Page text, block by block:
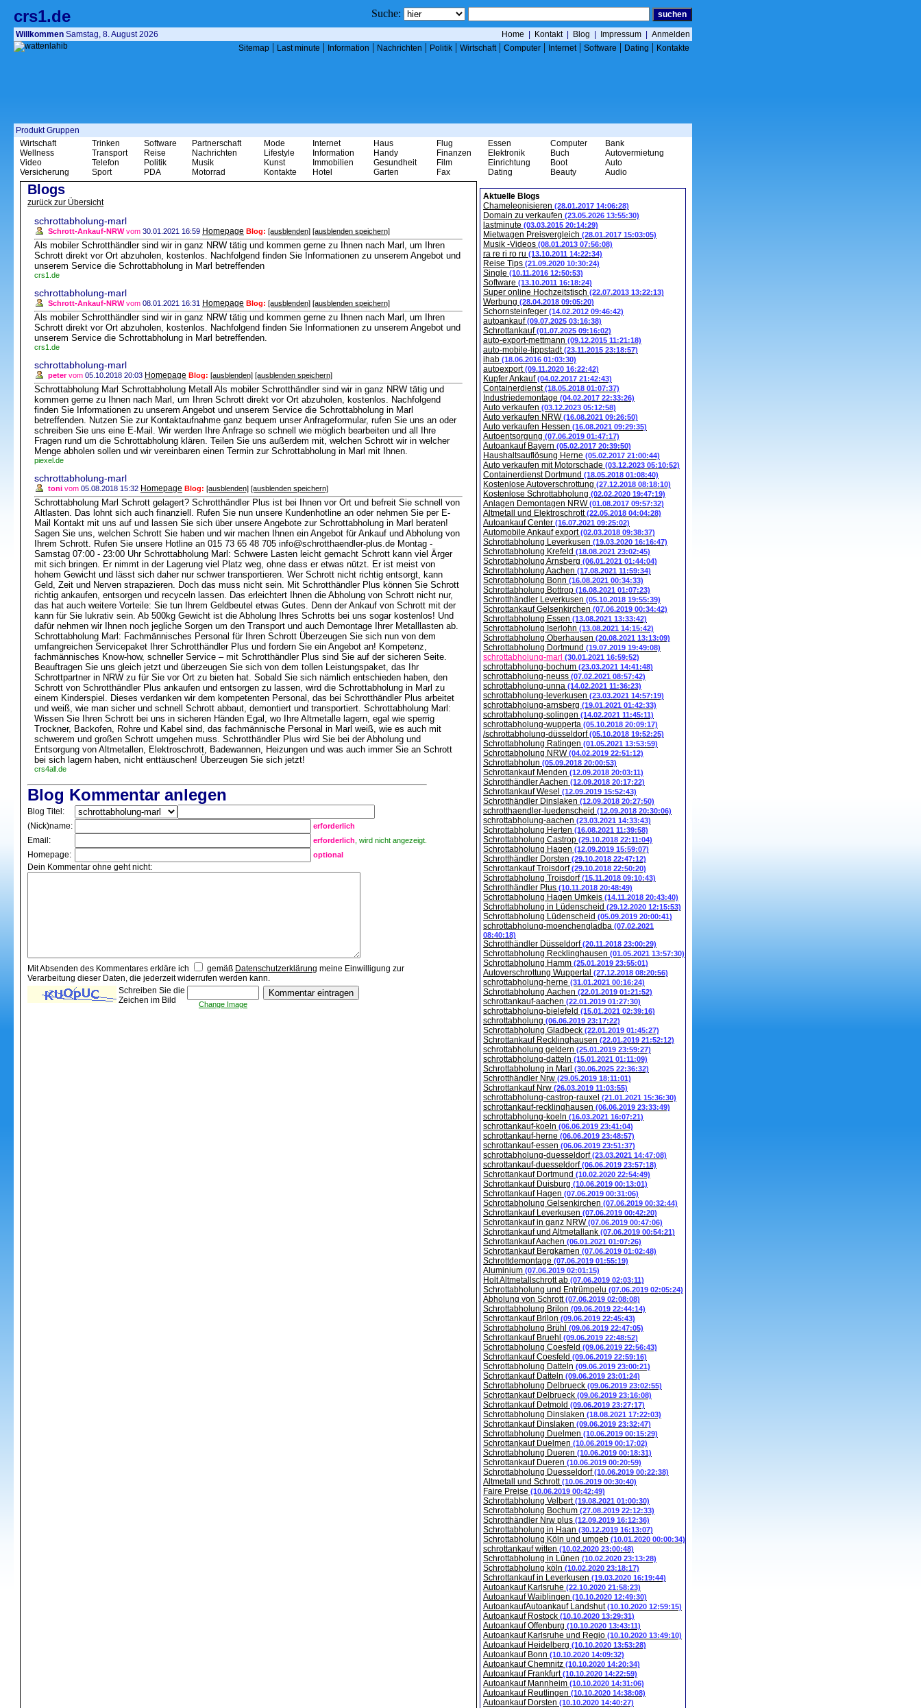
crs1.de Suche:
Willkommen Samstag, 8. August 2026 Home Kontakt| Blog Impressum
Anmelden
Sitemap | Last minute | Information | Nachrichten | Politik | Wirtschaft| Computer | Internet| Software | Dating | Kontakte
Produkt Gruppen
Wirtschaft
Wellness
Video
Versicherung
Trinken
Transport
Telefon
Sport
Software
Reise
Politik
PDA
Partnerschaft
Nachrichten
Musik
Motorrad
Mode
Lifestyle
Kunst
Kontakte
Internet
Information
Immobilien
Hotel
Haus
Handy
Gesundheit
Garten
Flug
Finanzen
Film
Fax
Essen
Elektronik
Einrichtung
Dating
Computer
Buch
Boot
Beauty
Bank
Autovermietung
Auto
Audio
Blogs
zurück zur Übersicht
schrottabholung-marl
Schrott-Ankauf-NRWvom 30.01.2021 16:59 Homepage Blog: [ausblenden] [ausblenden speichern]
Als mobiler Schrotthändler sind wir in ganz NRW tätig und kommen gerne zu Ihnen nach Marl, um Ihren
Schrott direkt vor Ort abzuholen, kostenlos. Nachfolgend finden Sie Informationen zu unserem Angebot und
unserem Service die Schrottabholung in Marl betreffenden
crs1.de
schrottabholung-marl
Schrott-Ankauf-NRWvom 08.01.2021 16:31 Homepage Blog: [ausblenden] [ausblenden speichern]
Als mobiler Schrotthändler sind wir in ganz NRW tätig und kommen gerne zu Ihnen nach Marl, um Ihren
Schrott direkt vor Ort abzuholen, kostenlos. Nachfolgend finden Sie Informationen zu unserem Angebot und
unserem Service die Schrottabholung in Marl betreffenden.
crs1.de
schrottabholung-marl
petervom 05.10.2018 20:03 Homepage Blog: [ausblenden] [ausblenden speichern]
Schrottabholung Marl Schrottabholung Metall Als mobiler Schrotthändler sind wir in ganz NRW tätig und
kommen gerne zu Ihnen nach Marl, um Ihren Schrott direkt vor Ort abzuholen, kostenlos. Nachfolgend
finden Sie Informationen zu unserem Angebot und unserem Service die Schrottabholung in Marl
betreffenden. Nutzen Sie zur Kontaktaufnahme ganz bequem unser Anfrageformular, rufen Sie uns an oder
schreiben Sie uns eine E-Mail. Wir werden Ihre Anfrage so schnell wie möglich bearbeiten und all Ihre
Fragen rund um die Schrottabholung klären. Teilen Sie uns außerdem mit, welchen Schrott wir in welcher
Menge abholen sollen und wir vereinbaren einen Termin zur Schrottabholung in Marl mit Ihnen.
piexel.de
schrottabholung-marl
toni vom 05.08.2018 15:32 Homepage Blog: [ausblenden] [ausblenden speichern]
Schrottabholung Marl Schrott gelagert? Schrotthändler Plus ist bei Ihnen vor Ort und befreit Sie schnell von
Altlasten. Das lohnt sich auch finanziell. Rufen Sie nun unsere Kundenhotline an oder nehmen Sie per E-
Mail Kontakt mit uns auf und lassen Sie sich über unsere Angebote zur Schrottabholung in Marl beraten!
Sagen Sie uns, welchen Schrott Sie haben und wir machen Ihnen ein Angebot für Ankauf und Abholung von
Ihrem Schrott. Rufen Sie unsere Hotline an 015 73 65 48 705 info@schrotthaendler-plus.de Montag -
Samstag 07:00 - 23:00 Uhr Schrottabholung Marl: Schwere Lasten leicht gemacht Schrott kann viel Ärger
mit sich bringen. Er nimmt in der Lagerung viel Platz weg, ohne dass er etwas nützt. Er ist meist von
hohem Gewicht und lässt sich daher nur schwer transportieren. Wer Schrott nicht richtig entsorgt, kann
Geld, Zeit und Nerven strapazieren. Doch das muss nicht sein. Mit Schrotthändler Plus können Sie Schrott
richtig ankaufen, entsorgen und recyceln lassen. Das erleichtert Ihnen die Abholung von Schrott nicht nur,
das hat auch weitere Vorteile: Sie tun Ihrem Geldbeutel etwas Gutes. Denn der Ankauf von Schrott mit der
kann für Sie lukrativ sein. Ab 500kg Gewicht ist die Abholung Ihres Schrotts bei uns sogar kostenlos! Und
dafür nehmen wir Ihnen noch jegliche Sorgen um den Transport und auch Demontage Ihrer Metalllasten ab.
Schrottabholung Marl: Fachmännisches Personal für Ihren Schrott Überzeugen Sie sich nun von dem
umfangreichen Servicepaket Ihrer Schrotthändler Plus und fordern Sie ein Angebot an! Kompetenz,
fachmännisches Know-how, schneller Service – mit Schrotthändler Plus sind Sie auf der sicheren Seite.
Beauftragen Sie uns gleich jetzt und überzeugen Sie sich von dem tollen Leistungspaket, das Ihr
Schrottpartner in NRW zu für Sie vor Ort zu bieten hat. Sobald Sie sich nämlich entschieden haben, den
Schrott von Schrotthändler Plus ankaufen und entsorgen zu lassen, wird die Schrottabholung in Marl zu
einem Kinderspiel. Dieses verdanken wir dem kompetenten Personal, das bei Schrotthändler Plus arbeitet
und weiß, wie man sicher und schnell Schrott abbaut, demontiert und transportiert. Schrottabholung Marl:
Wissen Sie Ihren Schrott bei uns in sicheren Händen Egal, wo Ihre Altmetalle lagern, egal wie sperrig
Trockner, Backofen, Rohre und Kabel sind, das fachmännische Personal in Marl weiß, wie es auch mit
schwerem und großen Schrott umgehen muss. Schrotthändler Plus wird Sie bei der Abholung und
Entsorgung von Altmetallen, Elektroschrott, Badewannen, Heizungen und was auch immer Sie an Schrott
bei sich lagern haben, nicht enttäuschen! Überzeugen Sie sich jetzt!
crs4all.de
Blog Kommentar anlegen
Blog Titel:
(Nick)name:
erforderlich
Email: erforderlich , wird nicht angezeigt.
Homepage: optional
Dein Kommentar ohne geht nicht:
Mit Absenden des Kommentares erkläre ich gemäß Datenschutzerklärung meine Einwilligung zur
Verarbeitung dieser Daten, die jederzeit widerrufen werden kann.
Schreiben Sie die
Zeichen im Bild
Change Image
Aktuelle Blogs
Chameleonisieren (28.01.2017 14:06:28)
Domain zu verkaufen (23.05.2026 13:55:30)
lastminute (03.03.2015 20:14:29)
Mietwagen Preisvergleich (28.01.2017 15:03:05)
Musik -Videos (08.01.2013 07:56:08)
ra re ri ro ru (13.10.2011 14:22:34)
Reise Tips (21.09.2020 10:30:24)
Single (10.11.2016 12:50:53)
Software (13.10.2011 16:18:24)
Super online Hochzeitstisch (22.07.2013 13:22:13)
Werbung (28.04.2018 09:05:20)
Schornsteinfeger (14.02.2012 09:46:42)
autoankauf(09.07.2025 03:16:38)
Schrottankauf(01.07.2025 09:16:02)
auto-export-mettmann (09.12.2015 11:21:18)
auto-mobile-lippstadt(23.11.2015 23:18:57)
ihab (18.06.2016 01:03:30)
autoexport(09.11.2020 16:22:42)
Kupfer Ankauf(04.02.2017 21:42:43)
Containerdienst(18.05.2018 01:07:37)
Industriedemontage (04.02.2017 22:33:26)
Auto verkaufen (03.12.2023 05:12:58)
Auto verkaufen NRW(16.08.2021 09:26:50)
Auto verkaufen Hessen (16.08.2021 09:29:35)
Autoentsorgung (07.06.2019 01:47:17)
Autoankauf Bayern (05.02.2017 20:39:50)
Haushaltsauflösung Herne (05.02.2017 21:00:44)
Auto verkaufen mit Motorschade (03.12.2023 05:10:52)
Containerdienst Dortmund (18.05.2018 01:08:40)
Kostenlose Autoverschrottung (27.12.2018 08:18:10)
Kostenlose Schrottabholung (02.02.2020 19:47:19)
Anlagen Demontagen NRW(01.08.2017 09:57:32)
Altmetall und Elektroschrott(22.05.2018 04:04:28)
Autoankauf Center (16.07.2021 09:25:02)
Automobile Ankauf export(02.03.2018 09:38:37)
Schrottabholung Leverkusen (19.03.2020 16:16:47)
Schrottabholung Krefeld (18.08.2021 23:02:45)
Schrottabholung Arnsberg (06.01.2021 01:44:04)
Schrottabholung Aachen (17.08.2021 11:59:34)
Schrottabholung Bonn (16.08.2021 00:34:33)
Schrottabholung Bottrop (16.08.2021 01:07:23)
Schrotthändler Leverkusen (05.10.2018 19:55:39)
Schrottankauf Gelsenkirchen (07.06.2019 00:34:42)
Schrottabholung Essen (13.08.2021 13:33:42)
Schrottabholung Iserlohn (13.08.2021 14:15:42)
Schrottabholung Oberhausen (20.08.2021 13:13:09)
Schrottabholung Dortmund (19.07.2019 19:49:08)
schrottabholung-marl (30.01.2021 16:59:52)
schrottabholung-bochum (23.03.2021 14:41:48)
schrottabholung-neuss (07.02.2021 08:57:42)
schrottabholung-unna (14.02.2021 11:36:23)
schrottabholung-leverkusen (23.03.2021 14:57:19)
schrottabholung-arnsberg (19.01.2021 01:42:33)
schrottabholung-solingen (14.02.2021 11:45:11)
schrottabholung-wupperta (05.10.2018 20:09:17)
/schrottabholung-düsseldorf(05.10.2018 19:52:25)
Schrottabholung Ratingen (01.05.2021 13:53:59)
Schrottabholung NRW(04.02.2019 22:51:12)
Schrottabholun (05.09.2018 20:00:53)
Schrottankauf Menden (12.09.2018 20:03:11)
Schrotthändler Aachen (12.09.2018 20:17:22)
Schrottankauf Wesel (12.09.2019 15:52:43)
Schrotthändler Dinslaken (12.09.2018 20:27:50)
schrotthaendler-luedenscheid (12.09.2018 20:30:06)
schrottabholung-aachen (23.03.2021 14:33:43)
Schrottabholung Herten (16.08.2021 11:39:58)
Schrottabholung Castrop (29.10.2018 22:11:04)
Schrottabholung Hagen (12.09.2019 15:59:07)
Schrotthändler Dorsten (29.10.2018 22:47:12)
Schrottankauf Troisdorf(29.10.2018 22:50:20)
Schrottabholung Troisdorf(15.11.2018 09:10:43)
Schrotthändler Plus (10.11.2018 20:48:49)
Schrottabholung Hagen Umkeis (14.11.2018 20:43:40)
Schrottabholung in Lüdenscheid (29.12.2020 12:15:53)
Schrottabholung Lüdenscheid (05.09.2019 20:00:41)
schrottabholung-moenchengladba (07.02.2021
08:40:18)
Schrotthändler Düsseldorf(20.11.2018 23:00:29)
Schrottabholung Recklinghausen (01.05.2021 13:57:30)
Schrottabholung Hamm (25.01.2019 23:55:01)
Autoverschrottung Wuppertal (27.12.2018 08:20:56)
schrottabholung-herne (31.01.2021 00:16:24)
Schrottabholung Aachen (22.01.2019 01:21:52)
schrottankauf-aachen (22.01.2019 01:27:30)
schrottabholung-bielefeld (15.01.2021 02:39:16)
schrottabholung (06.06.2019 23:17:22)
Schrottabholung Gladbeck (22.01.2019 01:45:27)
Schrottankauf Recklinghausen (22.01.2019 21:52:12)
schrottabholung geldern (25.01.2019 23:59:27)
schrottabholung-datteln (15.01.2021 01:11:09)
Schrottabholung in Marl (30.06.2025 22:36:32)
Schrotthändler Nrw (29.05.2019 18:11:01)
Schrottankauf Nrw (26.03.2019 11:03:55)
schrottabholung-castrop-rauxel (21.01.2021 15:36:30)
schrottankauf-recklinghausen (06.06.2019 23:33:49)
schrottabholung-koeln (16.03.2021 16:07:21)
schrottankauf-koeln (06.06.2019 23:41:04)
schrottankauf-herne (06.06.2019 23:48:57)
schrottankauf-essen (06.06.2019 23:51:37)
schrottabholung-duesseldorf(23.03.2021 14:47:08)
schrottankauf-duesseldorf(06.06.2019 23:57:18)
Schrottankauf Dortmund (10.02.2020 22:54:49)
Schrottankauf Duisburg (10.06.2019 00:13:01)
Schrottankauf Hagen (07.06.2019 00:31:06)
Schrottabholung Gelsenkirchen (07.06.2019 00:32:44)
Schrottankauf Leverkusen (07.06.2019 00:42:20)
Schrottankauf in ganz NRW(07.06.2019 00:47:06)
Schrottankauf und Altmetallank (07.06.2019 00:54:21)
Schrottankauf Aachen (06.01.2021 01:07:26)
Schrottankauf Bergkamen (07.06.2019 01:02:48)
Schrottdemontage (07.06.2019 01:55:19)
Aluminium (07.06.2019 02:01:15)
Holt Altmetallschrott ab (07.06.2019 02:03:11)
Schrottabholung und Entrümpelu (07.06.2019 02:05:24)
Abholung von Schrott(07.06.2019 02:08:08)
Schrottabholung Brilon (09.06.2019 22:44:14)
Schrottankauf Brilon (09.06.2019 22:45:43)
Schrottabholung Brühl (09.06.2019 22:47:05)
Schrottankauf Bruehl (09.06.2019 22:48:52)
Schrottabholung Coesfeld (09.06.2019 22:56:43)
Schrottankauf Coesfeld (09.06.2019 22:59:16)
Schrottabholung Datteln (09.06.2019 23:00:21)
Schrottankauf Datteln (09.06.2019 23:01:24)
Schrottabholung Delbrueck (09.06.2019 23:02:55)
Schrottankauf Delbrueck (09.06.2019 23:16:08)
Schrottankauf Detmold (09.06.2019 23:27:17)
Schrottabholung Dinslaken (18.08.2021 17:22:03)
Schrottankauf Dinslaken (09.06.2019 23:32:47)
Schrottabholung Duelmen (10.06.2019 00:15:29)
Schrottankauf Duelmen (10.06.2019 00:17:02)
Schrottabholung Dueren (10.06.2019 00:18:31)
Schrottankauf Dueren (10.06.2019 00:20:59)
Schrottabholung Duesseldorf(10.06.2019 00:22:38)
Altmetall und Schrott(10.06.2019 00:30:40)
Faire Preise (10.06.2019 00:42:49)
Schrottabholung Velbert(19.08.2021 01:00:30)
Schrottabholung Bochum (27.08.2019 22:12:33)
Schrotthändler Nrw plus (12.09.2019 16:12:36)
Schrottabholung in Haan (30.12.2019 16:13:07)
Schrottabholung Köln und umgeb (10.01.2020 00:00:34)
schrottankauf witten (10.02.2020 23:00:48)
Schrottabholung in Lünen (10.02.2020 23:13:28)
Schrottabholung köln (10.02.2020 23:18:17)
Schrottankauf in Leverkusen (19.03.2020 16:19:44)
Autoankauf Karlsruhe (22.10.2020 21:58:23)
Autoankauf Waiblingen (10.10.2020 12:49:30)
AutoankaufAutoankauf Landshut(10.10.2020 12:59:15)
Autoankauf Rostock (10.10.2020 13:29:31)
Autoankauf Offenburg (10.10.2020 13:43:11)
Autoankauf Karlsruhe und Regio (10.10.2020 13:49:10)
Autoankauf Heidelberg (10.10.2020 13:53:28)
Autoankauf Bonn (10.10.2020 14:09:32)
Autoankauf Chemnitz (10.10.2020 14:20:34)
Autoankauf Frankfurt(10.10.2020 14:22:59)
Autoankauf Mannheim (10.10.2020 14:31:06)
Autoankauf Reutlingen (10.10.2020 14:38:08)
Autoankauf Dorsten (10.10.2020 14:40:27)